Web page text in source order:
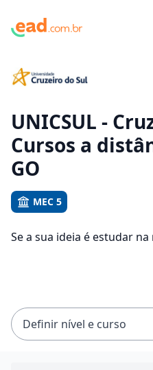
Vamos te guiar no caminho
UNICSUL -
Cursos a
GO
MEC 5
Se a sua ideia é estudar
R$ 319,92.
Definir nível e curso